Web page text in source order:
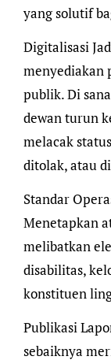
yang solutif
​Digitalisasi
menyediakan
publik. Di
dewan turun
melacak
ditolak, atau
​Standar
Menetapkan
melibatkan
disabilitas,
konstituen
​Publikasi
sebaiknya